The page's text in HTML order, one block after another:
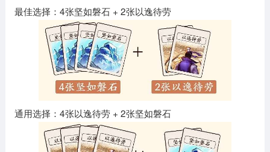
最佳选择：4张坚如磐石 + 2张以逸待劳
通用选择：4张以逸待劳 + 2张坚如磐石